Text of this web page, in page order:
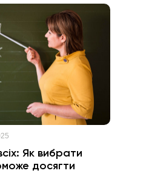
Як вибрати
досягти